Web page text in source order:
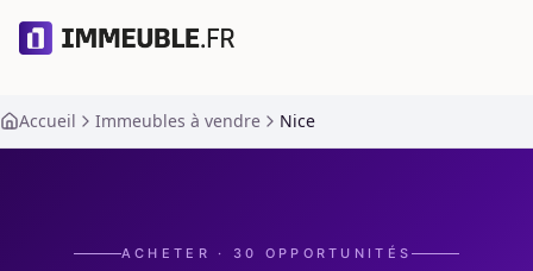
Accueil Immeubles à vendre Nice
ACHETER · 30 OPPORTUNITÉS